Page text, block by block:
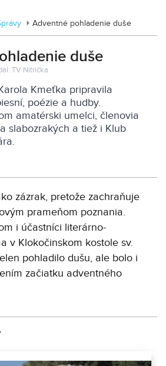
Adventné pohladenie duše
duše
TV Nitrička
Kmeťka pripravila
poézie a hudby.
amatérski umelci, členovia
slabozrakých a tiež i Klub
zázrak, pretože zachraňuje
prameňom poznania.
i účastníci literárno-
v Klokočinskom kostole sv.
pohladilo dušu, ale bolo i
začiatku adventného